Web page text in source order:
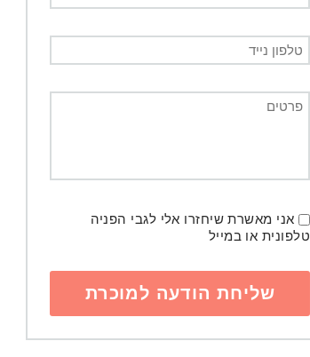
אני מאשרת שיחזרו אלי לגבי הפניה
טלפונית או במייל